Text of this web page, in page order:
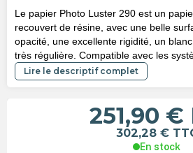
Le papier Photo Luster 290 est un
recouvert de résine, avec une belle
opacité, une excellente rigidité, un
très régulière. Compatible avec les
Lire le descriptif complet
251,90 €
302,28 €
En stock